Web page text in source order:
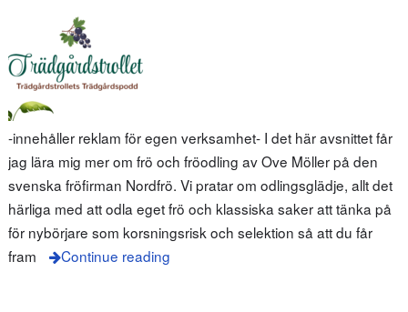
-innehåller reklam för egen verksamhet- I det här avsnittet får
jag lära mig mer om frö och fröodling av Ove Möller på den
svenska fröfirman Nordfrö. Vi pratar om odlingsglädje, allt det
härliga med att odla eget frö och klassiska saker att tänka på
för nybörjare som korsningsrisk och selektion så att du får
fram
Continue reading